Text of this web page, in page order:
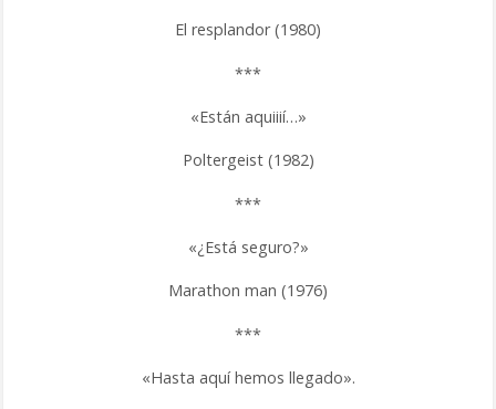
El resplandor (1980)
***
«Están aquiiií…»
Poltergeist (1982)
***
«¿Está seguro?»
Marathon man (1976)
***
«Hasta aquí hemos llegado».